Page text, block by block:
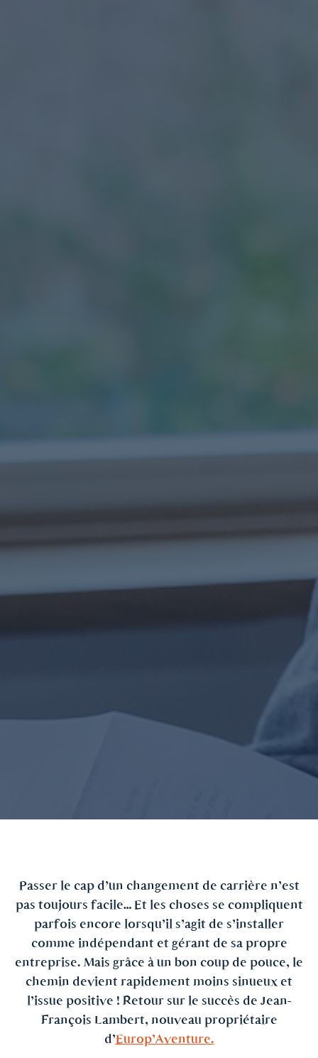
Passer le cap d’un changement de carrière n’est
pas toujours facile… Et les choses se compliquent
parfois encore lorsqu’il s’agit de s’installer
comme indépendant et gérant de sa propre
entreprise. Mais grâce à un bon coup de pouce, le
chemin devient rapidement moins sinueux et
l’issue positive ! Retour sur le succès de Jean-
François Lambert, nouveau propriétaire
d’Europ’Aventure.